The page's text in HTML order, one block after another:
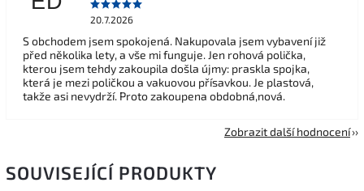
20.7.2026
S obchodem jsem spokojená. Nakupovala jsem vybavení již
před několika lety, a vše mi funguje. Jen rohová polička,
kterou jsem tehdy zakoupila došla újmy: praskla spojka,
která je mezi poličkou a vakuovou přísavkou. Je plastová,
takže asi nevydrží. Proto zakoupena obdobná,nová.
Zobrazit další hodnocení
SOUVISEJÍCÍ PRODUKTY